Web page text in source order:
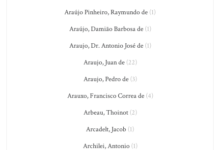
Araújo Pinheiro, Raymundo de (1)
Araújo, Damião Barbosa de(1)
Araujo, Dr. Antonio José de(1)
Araujo, Juan de(22)
Araujo, Pedro de(3)
Arauxo, Francisco Correa de(4)
Arbeau, Thoinot(2)
Arcadelt, Jacob (1)
Archilei, Antonio(1)